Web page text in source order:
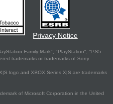
Privacy Notice
Family Mark", "PlayStation", "PS5
trademarks or trademarks of Sony
logo and XBOX Series X|S are trademarks
of Microsoft Corporation in the United